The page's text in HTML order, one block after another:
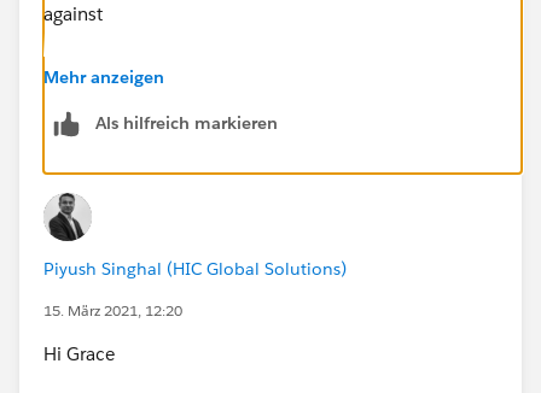
against
the profile of the login that shows apps. Do compare
Mehr anzeigen
Als hilfreich markieren
Piyush Singhal (HIC Global Solutions)
15. März 2021, 12:20
Hi Grace